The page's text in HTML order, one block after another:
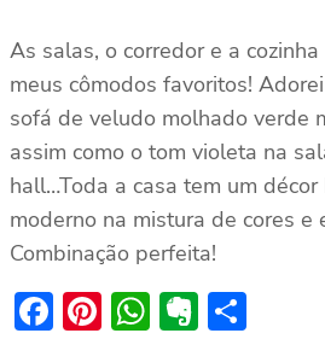
As salas, o corredor e a
meus cômodos favoritos!
sofá de veludo molhado verde
assim como o tom violeta na
hall…Toda a casa tem um
moderno na mistura de cores e
Combinação perfeita!
Facebook
Pinterest
WhatsApp
Evernote